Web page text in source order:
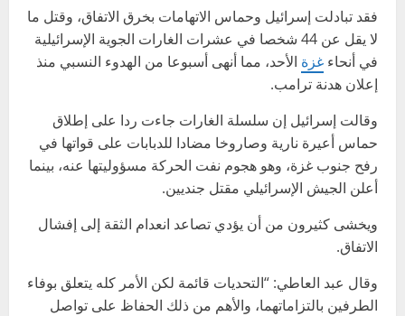
فقد تبادلت إسرائيل وحماس الاتهامات بخرق الاتفاق، وقتل ما
لا يقل عن 44 شخصا في عشرات الغارات الجوية الإسرائيلية
في أنحاء غزة الأحد، مما أنهى أسبوعا من الهدوء النسبي منذ
إعلان هدنة ترامب.
وقالت إسرائيل إن سلسلة الغارات جاءت ردا على إطلاق
حماس أعيرة نارية وصاروخا مضادا للدبابات على قواتها في
رفح جنوب غزة، وهو هجوم نفت الحركة مسؤوليتها عنه، بينما
أعلن الجيش الإسرائيلي مقتل جنديين.
ويخشى كثيرون من أن يؤدي تصاعد انعدام الثقة إلى إفشال
الاتفاق.
وقال عبد العاطي: “التحديات قائمة لكن الأمر كله يتعلق بوفاء
الطرفين بالتزاماتهما، والأهم من ذلك الحفاظ على تواصل